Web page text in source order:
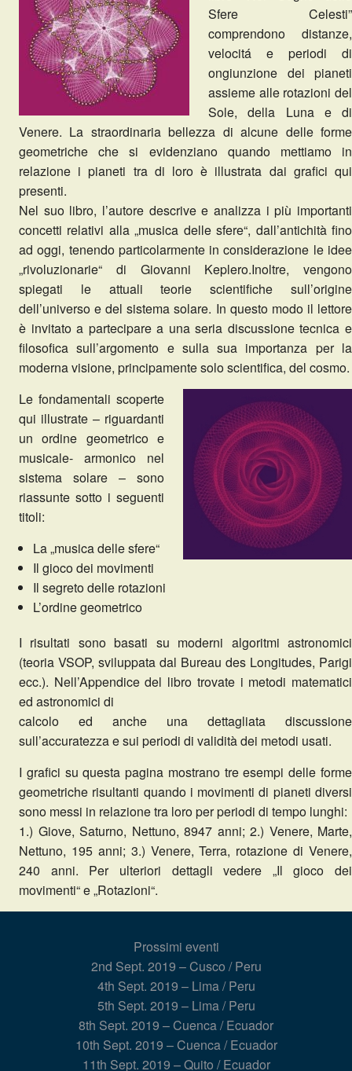
Sfere Celesti”
comprendono distanze,
velocitá e periodi di
ongiunzione dei pianeti
assieme alle rotazioni del
Sole, della Luna e di
Venere. La straordinaria bellezza di alcune delle forme
geometriche che si evidenziano quando mettiamo in
relazione i pianeti tra di loro è illustrata dai grafici qui
presenti.
Nel suo libro, l’autore descrive e analizza i più importanti
concetti relativi alla „musica delle sfere“, dall’antichità fino
ad oggi, tenendo particolarmente in considerazione le idee
„rivoluzionarie“ di Giovanni Keplero.Inoltre, vengono
spiegati le attuali teorie scientifiche sull’origine
dell’universo e del sistema solare. In questo modo il lettore
è invitato a partecipare a una seria discussione tecnica e
filosofica sull’argomento e sulla sua importanza per la
moderna visione, principamente solo scientifica, del cosmo.
Le fondamentali scoperte
qui illustrate – riguardanti
un ordine geometrico e
musicale- armonico nel
sistema solare – sono
riassunte sotto i seguenti
titoli:
La „musica delle sfere“
Il gioco dei movimenti
Il segreto delle rotazioni
L’ordine geometrico
I risultati sono basati su moderni algoritmi astronomici
(teoria VSOP, sviluppata dal Bureau des Longitudes, Parigi
ecc.). Nell’Appendice del libro trovate i metodi matematici
ed astronomici di
calcolo ed anche una dettagliata discussione
sull’accuratezza e sui periodi di validità dei metodi usati.
I grafici su questa pagina mostrano tre esempi delle forme
geometriche risultanti quando i movimenti di pianeti diversi
sono messi in relazione tra loro per periodi di tempo lunghi:
1.) Giove, Saturno, Nettuno, 8947 anni; 2.) Venere, Marte,
Nettuno, 195 anni; 3.) Venere, Terra, rotazione di Venere,
240 anni. Per ulteriori dettagli vedere „Il gioco dei
movimenti“ e „Rotazioni“.
Prossimi eventi
2nd Sept. 2019 – Cusco / Peru
4th Sept. 2019 – Lima / Peru
5th Sept. 2019 – Lima / Peru
8th Sept. 2019 – Cuenca / Ecuador
10th Sept. 2019 – Cuenca / Ecuador
11th Sept. 2019 – Quito / Ecuador